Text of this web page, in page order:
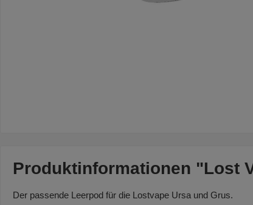
Produktinformationen "Lost
Der passende Leerpod für die Lostvape Ursa und Grus.